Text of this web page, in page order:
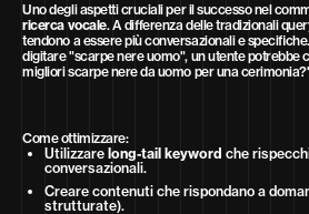
Uno degli aspetti cruciali per il successo nel
ricerca vocale. A differenza delle tradizionali
tendono a essere più conversazionali e
digitare "scarpe nere uomo", un utente potrebbe
migliori scarpe nere da uomo per una
Come ottimizzare:
Utilizzare long-tail keyword che
conversazionali.
Creare contenuti che rispondano a
strutturate).